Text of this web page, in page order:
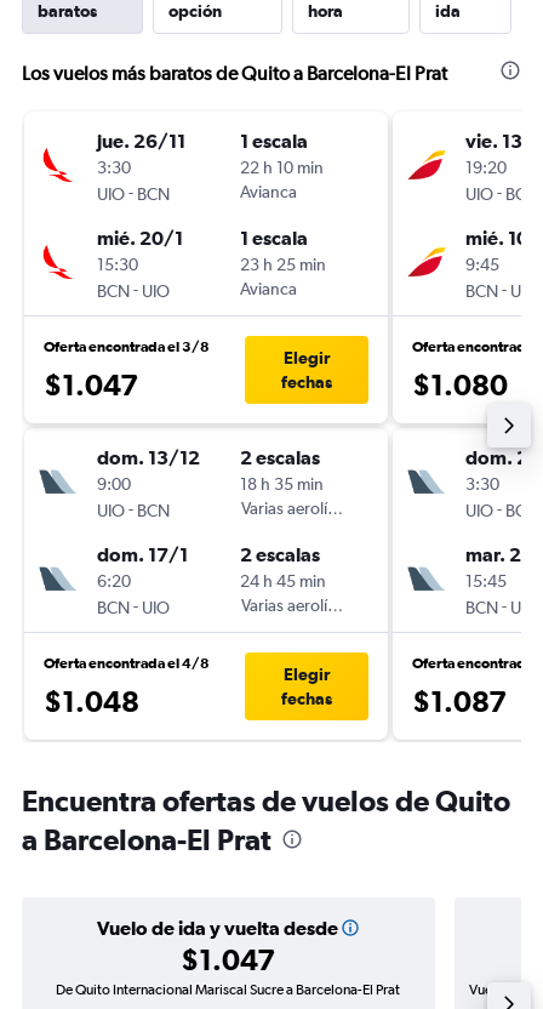
baratos
opción
hora
ida
Los vuelos más baratos de Quito a Barcelona-El Prat
jue. 26/11
3:30
UIO- BCN
1 escala
22 h 10 min
Avianca
mié. 20/1
15:30
BCN- UIO
1 escala
23 h 25 min
Avianca
Oferta encontrada el 3/8
$1.047
Elegir
fechas
dom. 13/12
9:00
UIO- BCN
2 escalas
18 h 35 min
Varias aerolíneas
dom. 17/1
6:20
BCN- UIO
2 escalas
24 h 45 min
Varias aerolíneas
Oferta encontrada el 4/8
$1.048
Elegir
fechas
vie. 13/
19:20
UIO- BCN
mié.
9:45
BCN- UIO
Oferta encontrada
$1.080
dom.
3:30
UIO- BCN
mar.
15:45
BCN- UIO
Oferta encontrada
$1.087
Encuentra ofertas de vuelos de Quito
a Barcelona-El Prat
Vuelo de ida y vuelta desde
$1.047
De Quito Internacional Mariscal Sucre a Barcelona-El Prat Vuelo de